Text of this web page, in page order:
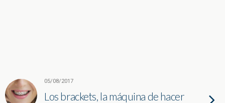
05/08/2017
Los brackets, la máquina de hacer